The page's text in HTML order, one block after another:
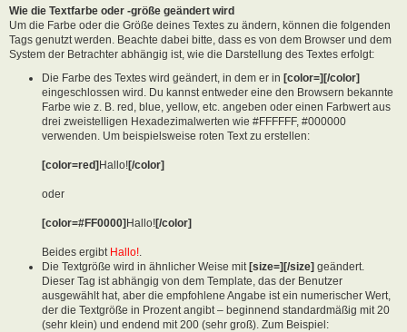
Wie die Textfarbe oder -größe geändert wird
Um die Farbe oder die Größe deines Textes zu ändern, können die folgenden
Tags genutzt werden. Beachte dabei bitte, dass es von dem Browser und dem
System der Betrachter abhängig ist, wie die Darstellung des Textes erfolgt:
Die Farbe des Textes wird geändert, in dem er in [color=][/color]
eingeschlossen wird. Du kannst entweder eine den Browsern bekannte
Farbe wie z. B. red, blue, yellow, etc. angeben oder einen Farbwert aus
drei zweistelligen Hexadezimalwerten wie #FFFFFF, #000000
verwenden. Um beispielsweise roten Text zu erstellen:
[color=red]Hallo![/color]
oder
[color=#FF0000]Hallo![/color]
Beides ergibt Hallo!
Die Textgröße wird in ähnlicher Weise mit [size=][/size] geändert.
Dieser Tag ist abhängig von dem Template, das der Benutzer
ausgewählt hat, aber die empfohlene Angabe ist ein numerischer Wert,
der die Textgröße in Prozent angibt – beginnend standardmäßig mit 20
(sehr klein) und endend mit 200 (sehr groß). Zum Beispiel: